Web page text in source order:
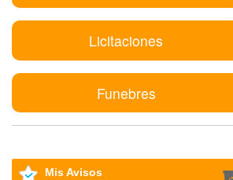
Licitaciones
Funebres
Mis Avisos